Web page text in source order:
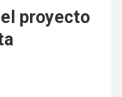
proyecto